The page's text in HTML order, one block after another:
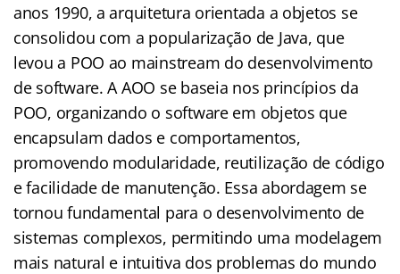
anos 1990, a arquitetura orientada a objetos se
consolidou com a popularização de Java, que
levou a POO ao mainstream do desenvolvimento
de software. A AOO se baseia nos princípios da
POO, organizando o software em objetos que
encapsulam dados e comportamentos,
promovendo modularidade, reutilização de código
e facilidade de manutenção. Essa abordagem se
tornou fundamental para o desenvolvimento de
sistemas complexos, permitindo uma modelagem
mais natural e intuitiva dos problemas do mundo